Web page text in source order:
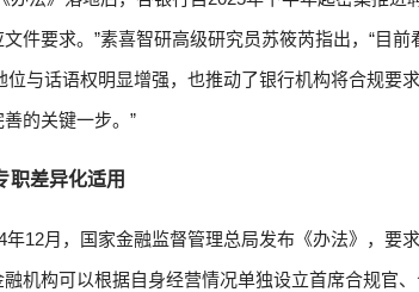
件要求。”素喜智研高级研究员苏筱芮指出，“目
位与话语权明显增强，也推动了银行机构将合规要
的关键一步。”
职差异化适用
年12月，国家金融监督管理总局发布《办法》，要
融机构可以根据自身经营情况单独设立首席合规官